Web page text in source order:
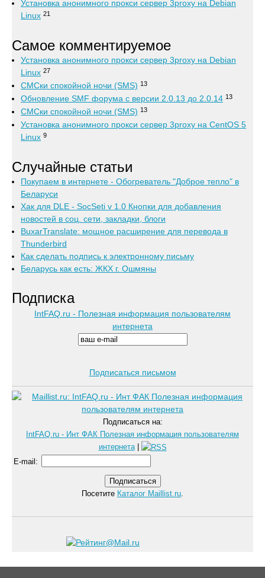
Установка анонимного прокси сервер 3proxy на Debian
Linux 21
Самое комментируемое
Установка анонимного прокси сервер 3proxy на Debian
Linux 27
СМСки спокойной ночи (SMS) 13
Обновление SMF форума с версии 2.0.13 до 2.0.14 13
СМСки спокойной ночи (SMS) 13
Установка анонимного прокси сервер 3proxy на CentOS 5
Linux 9
Случайные статьи
Покупаем в интернете - Обогреватель "Доброе тепло" в
Беларуси
Хак для DLE - SocSeti v 1.0 Кнопки для добавления
новостей в соц. сети, закладки, блоги
BuxarTranslate: мощное расширение для перевода в
Thunderbird
Как сделать подпись к электронному письму
Беларусь как есть: ЖКХ г. Ошмяны
Подписка
IntFAQ.ru - Полезная информация пользователям
интернета
Подписаться письмом
Подписаться на:
IntFAQ.ru - Инт ФАК Полезная информация пользователям
интернета|
E-mail :
Посетите Каталог Maillist.ru.